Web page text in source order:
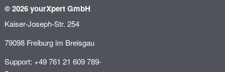
© 2026 yourXpert GmbH
Kaiser-Joseph-Str. 254
79098 Freiburg im Breisgau
Support: +49 761 21 609 789-